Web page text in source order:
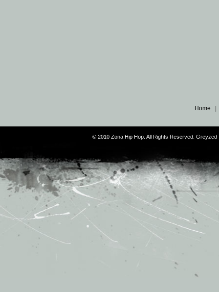
Home
© 2010 Zona Hip Hop. All Rights Reserved.